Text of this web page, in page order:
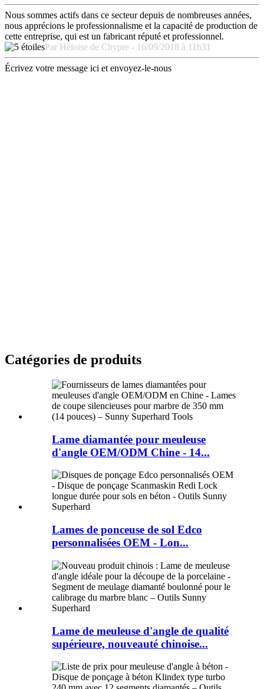
Nous sommes actifs dans ce secteur depuis de nombreuses années,
nous apprécions le professionnalisme et la capacité de production de
cette entreprise, qui est un fabricant réputé et professionnel.
Par Heloise de Chypre - 16/09/2018 à 11h31
Écrivez votre message ici et envoyez-le-nous
Catégories de produits
Lame diamantée pour meuleuse
d'angle OEM/ODM Chine - 14...
Lames de ponceuse de sol Edco
personnalisées OEM - Lon...
Lame de meuleuse d'angle de qualité
supérieure, nouveauté chinoise...